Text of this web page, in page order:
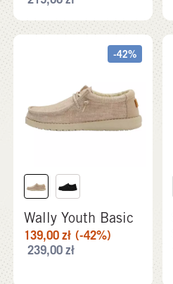
-42%
Wally Youth Basic
139,00zł (-42%)
239,00zł